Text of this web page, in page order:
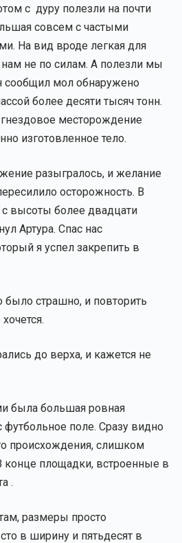
с дуру полезли на почти
совсем с частыми
На вид вроде легкая для
не по силам. А полезли мы
сообщил мол обнаружено
более десяти тысяч тонн.
месторождение
изготовленное тело.
разыгралось, и желание
осторожность. В
с высоты более двадцати
Артура. Спас нас
я успел закрепить в
было страшно, и повторить
до верха, и кажется не
была большая ровная
поле. Сразу видно
происхождения, слишком
конце площадки, встроенные в
.
размеры просто
в ширину и пятьдесят в